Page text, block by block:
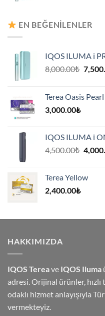
EN BEĞENILENLER
IQOS ILUMA i
8,000.00₺
Terea Oasis Pearl
3,000.00₺
IQOS ILUMA i
4,500.00₺
Terea Yellow
2,400.00₺
HAKKIMIZDA
IQOS Tereave IQOS Iluma
adresi. Orijinal ürünler,
odaklı hizmet anlayışıyla
vermekteyiz.